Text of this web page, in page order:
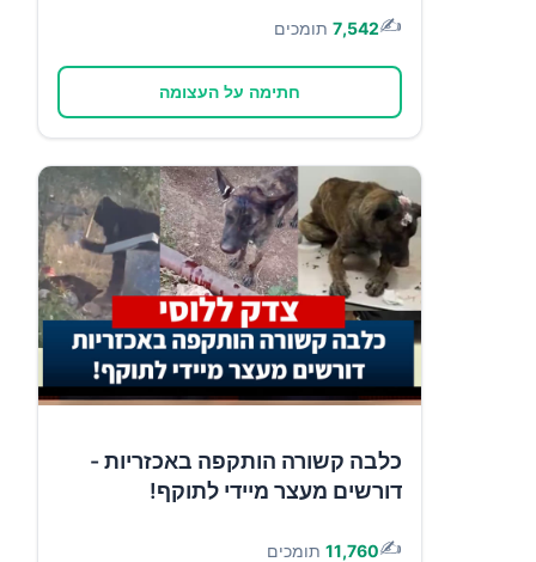
✍️
7,542 תומכים
חתימה על העצומה
כלבה קשורה הותקפה באכזריות -
דורשים מעצר מיידי לתוקף!
✍️
11,760 תומכים